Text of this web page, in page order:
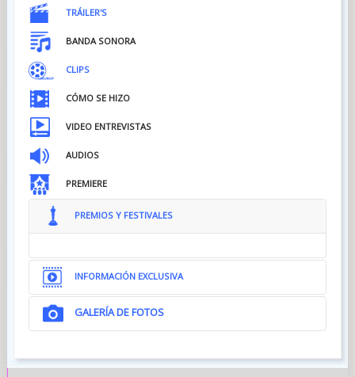
TRÁILER'S
BANDA SONORA
CLIPS
CÓMO SE HIZO
VIDEO ENTREVISTAS
AUDIOS
PREMIERE
PREMIOS Y FESTIVALES
INFORMACIÓN EXCLUSIVA
GALERÍA DE FOTOS